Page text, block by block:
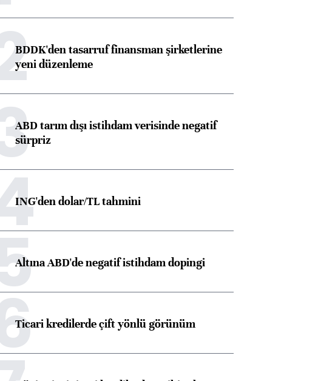
BDDK'den tasarruf finansman şirketlerine
yeni düzenleme
ABD tarım dışı istihdam verisinde negatif
sürpriz
ING'den dolar/TL tahmini
Altına ABD'de negatif istihdam dopingi
Ticari kredilerde çift yönlü görünüm